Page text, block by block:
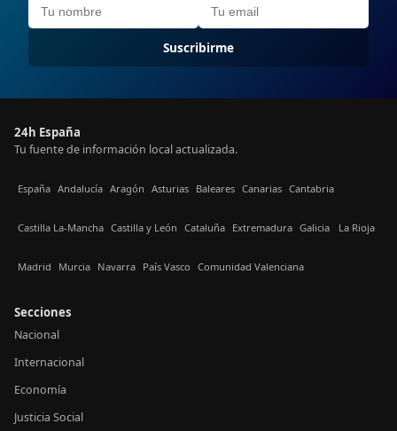
Suscribirme
24h España
Tu fuente de información local actualizada.
España Andalucía Aragón Asturias Baleares Canarias Cantabria
Castilla La-Mancha Castilla y León Cataluña Extremadura Galicia La Rioja
Madrid Murcia Navarra País Vasco Comunidad Valenciana
Secciones
Nacional
Internacional
Economía
Justicia Social